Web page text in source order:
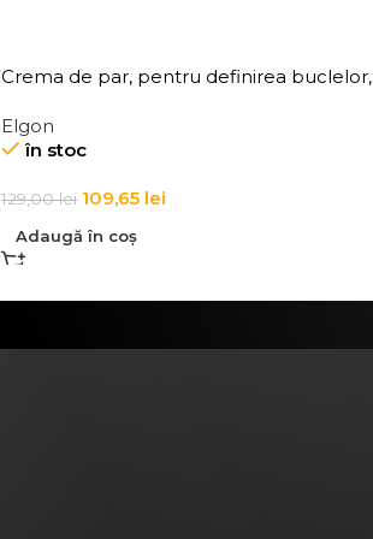
Crema de par, pentru definirea buclelor,
Elgon
în stoc
129,00lei 109,65 lei
Adaugă în coș